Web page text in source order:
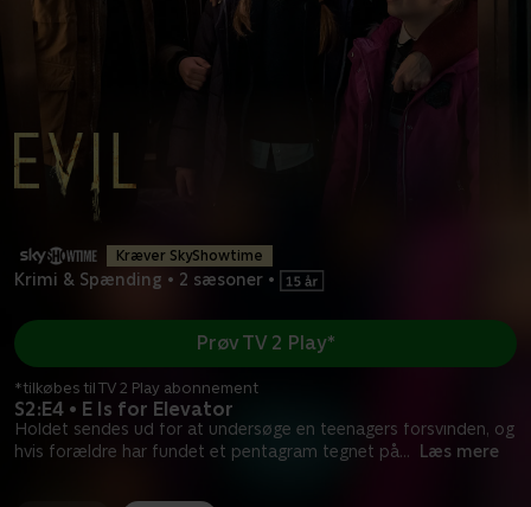
Kræver SkyShowtime
Krimi & Spænding • 2 sæsoner •
S2:E4 • E Is for Elevator
Holdet sendes ud for at undersøge en teenagers forsvinden, og
hvis forældre har fundet et pentagram tegnet på... Læs mere
Prøv TV 2 Play*
*tilkøbes til TV 2 Play abonnement